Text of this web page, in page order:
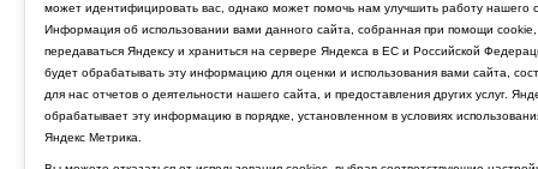
может идентифицировать вас, однако может помочь нам улучшить работу нашего
Информация об использовании вами данного сайта, собранная при помощи cookie,
передаваться Яндексу и храниться на сервере Яндекса в ЕС и Российской
будет обрабатывать эту информацию для оценки и использования вами сайта,
для нас отчетов о деятельности нашего сайта, и предоставления других услуг.
обрабатывает эту информацию в порядке, установленном в условиях
Яндекс Метрика.